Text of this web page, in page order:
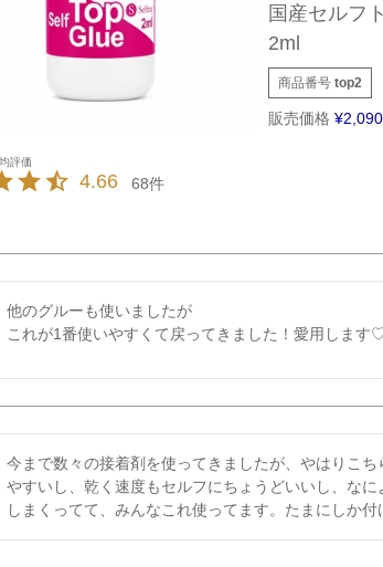
国産セルフ
2ml
商品番号 top2
販売価格 ¥2,090
4.66 68
他のグルーも使いましたが
これが1番使いやすくて戻ってきました！愛用します
今まで数々の接着剤を使ってきましたが、やはりこ
やすいし、乾く速度もセルフにちょうどいいし、な
しまくってて、みんなこれ使ってます。たまにしか付